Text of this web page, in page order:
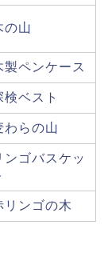
の山
製ペンケース
検ベスト
わらの山
ンゴバスケッ
リンゴの木